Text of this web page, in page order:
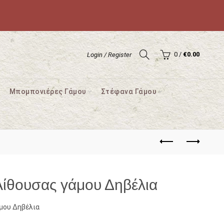
Login / Register 0 / €0.00
Μπομπονιέρες Γάμου Στέφανα Γάμου
γάμου Δηβέλια
Δηβέλια